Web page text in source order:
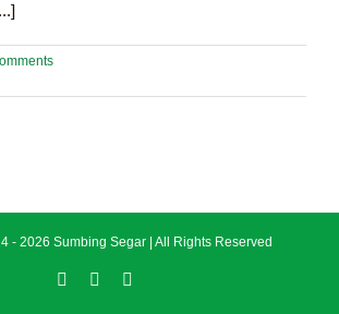
- 2026 Sumbing Segar | All Rights Reserved
FacebookInstagram